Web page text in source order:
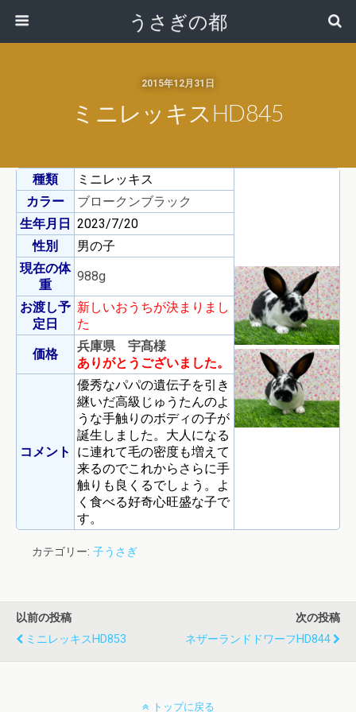
うさぎの都
2015年12月31日
ミニレッキスHD845
種類
ミニレッキス
カラー
ブロークンブラック
生年月日 2023/7/20
性別
男の子
現在の体
重
988g
お渡し予
定日
新しいおうちが決まりまし
た
価格
兵庫県 宇髙様
ありがとうございました。
コメント
優秀なパパの遺伝子を引き
継いだ高級じゅうたんのよ
うな手触りのボディの子が
誕生しました。大人になる
に連れて毛の密度も増えて
来るのでこれからさらに手
触りも良くるでしょう。よ
く食べる好奇心旺盛な子で
す。
カテゴリー: 子うさぎ
以前の投稿
ミニレッキスHD853
次の投稿
ネザーランドドワーフHD844
トップに戻る